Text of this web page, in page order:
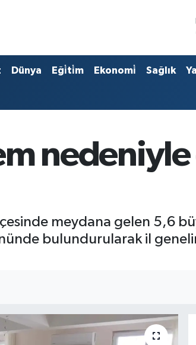
Dünya Eği̇ti̇m Ekonomi̇ Sağlık
meydana gelen 5,6
bulundurularak il